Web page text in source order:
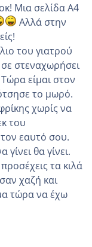
Μια σελίδα Α4
Αλλά στην
του γιατρού
στεναχωρήσει
είμαι στον
το μωρό.
χωρίς να
του
εαυτό σου.
γίνει θα γίνει.
τα κιλά
χαζή και
τώρα να έχω